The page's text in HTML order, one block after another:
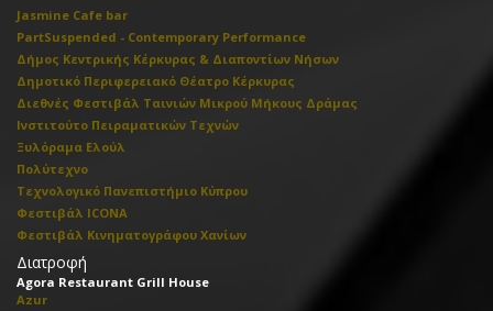
Jasmine Cafe bar
PartSuspended - Contemporary Performance
Δήμος Κεντρικής Κέρκυρας & Διαποντίων Νήσων
Δημοτικό Περιφερειακό Θέατρο Κέρκυρας
Διεθνές Φεστιβάλ Ταινιών Μικρού Μήκους Δράμας
Ινστιτούτο Πειραματικών Τεχνών
Ξυλόραμα Ελούλ
Πολύτεχνο
Τεχνολογικό Πανεπιστήμιο Κύπρου
Φεστιβάλ ICONA
Φεστιβάλ Κινηματογράφου Χανίων
Διατροφή
Agora Restaurant Grill House
Azur